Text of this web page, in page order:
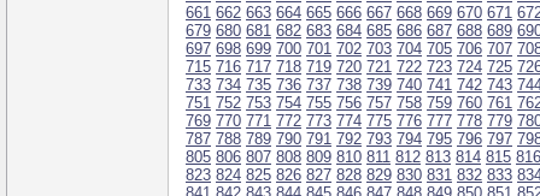
661 662 663 664 665 666 667 668 669 670 671
679 680 681 682 683 684 685 686 687 688 689
697 698 699 700 701 702 703 704 705 706 707
715 716 717 718 719 720 721 722 723 724 725
733 734 735 736 737 738 739 740 741 742 743
751 752 753 754 755 756 757 758 759 760 761
769 770 771 772 773 774 775 776 777 778 779
787 788 789 790 791 792 793 794 795 796 797
805 806 807 808 809 810 811 812 813 814 815 816
823 824 825 826 827 828 829 830 831 832 833